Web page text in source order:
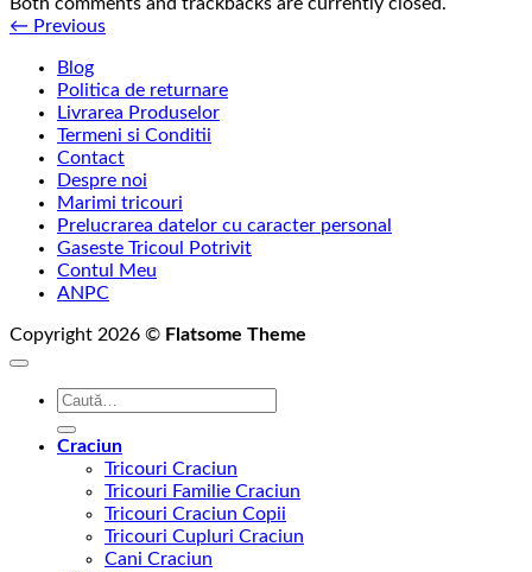
← Previous
Blog
Politica de returnare
Livrarea Produselor
Termeni si Conditii
Contact
Despre noi
Marimi tricouri
Prelucrarea datelor cu caracter personal
Gaseste Tricoul Potrivit
Contul Meu
ANPC
Copyright 2026 © Flatsome Theme
Caută
Craciun
Tricouri Craciun
Tricouri Familie Craciun
Tricouri Craciun Copii
Tricouri Cupluri Craciun
Cani Craciun